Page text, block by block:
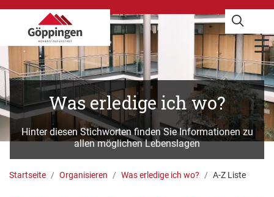
Was erledige ich wo?
Hinter diesen Stichworten finden Sie Informationen zu
allen möglichen Lebenslagen
Startseite Organisieren Was erledige ich wo? A-Z Liste